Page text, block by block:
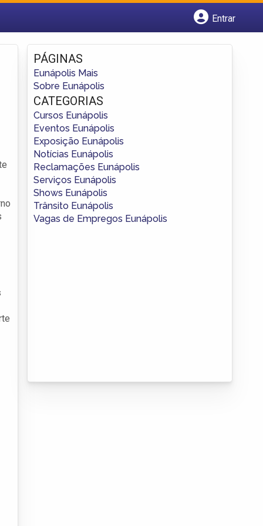
Entrar
Fazer login
Criar conta
PÁGINAS
Eunápolis Mais
Sobre Eunápolis
CATEGORIAS
Cursos Eunápolis
Eventos Eunápolis
Exposição Eunápolis
Notícias Eunápolis
Reclamações Eunápolis
Serviços Eunápolis
Shows Eunápolis
Trânsito Eunápolis
Vagas de Empregos Eunápolis